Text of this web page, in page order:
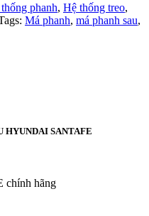
phanh, Hệ thống treo,
Má phanh, má phanh sau,
HYUNDAI SANTAFE